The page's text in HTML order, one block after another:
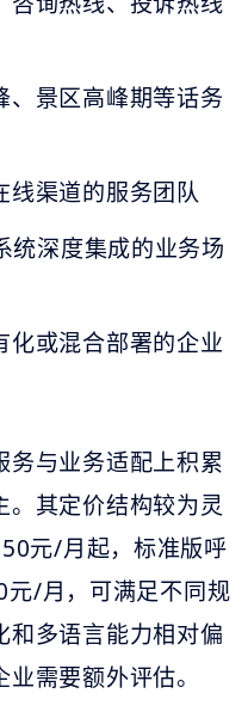
、景区高峰期等话务
线渠道的服务团队
统深度集成的业务场
化或混合部署的企业
务与业务适配上积累
。其定价结构较为灵
元/月起，标准版呼
/月，可满足不同规
和多语言能力相对偏
需要额外评估。